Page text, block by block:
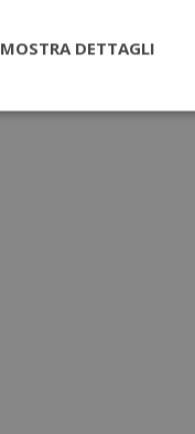
MOSTRA DETTAGLI